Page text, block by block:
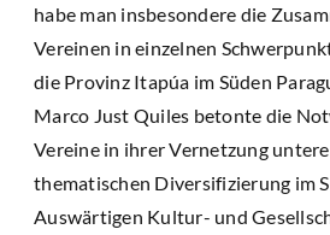
habe man insbesondere die
Vereinen in einzelnen
die Provinz Itapúa im Süden
Marco Just Quiles betonte die
Vereine in ihrer Vernetzung
thematischen Diversifizierung im
Auswärtigen Kultur- und